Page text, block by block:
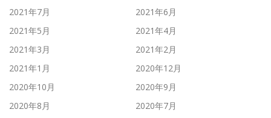
2021年7月
2021年6月
2021年5月
2021年4月
2021年3月
2021年2月
2021年1月
2020年12月
2020年10月
2020年9月
2020年8月
2020年7月